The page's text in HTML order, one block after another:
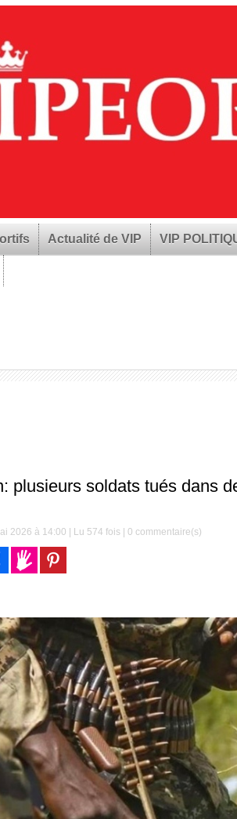
Actualité de VIP VIP
plusieurs soldats tués dans
2026 à 14:00 | Lu 574 fois |0 commentaire(s)